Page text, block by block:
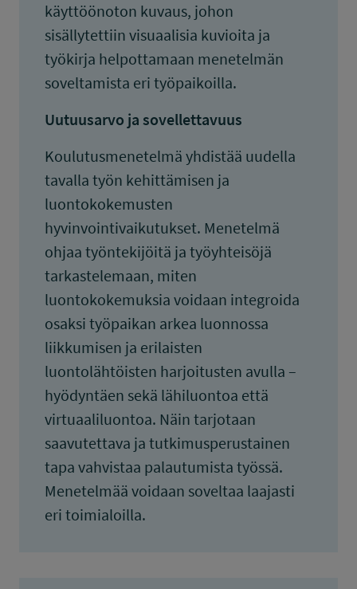
käyttöönoton kuvaus, johon
sisällytettiin visuaalisia kuvioita ja
työkirja helpottamaan menetelmän
soveltamista eri työpaikoilla.
Uutuusarvo ja sovellettavuus
Koulutusmenetelmä yhdistää uudella
tavalla työn kehittämisen ja
luontokokemusten
hyvinvointivaikutukset. Menetelmä
ohjaa työntekijöitä ja työyhteisöjä
tarkastelemaan, miten
luontokokemuksia voidaan integroida
osaksi työpaikan arkea luonnossa
liikkumisen ja erilaisten
luontolähtöisten harjoitusten avulla –
hyödyntäen sekä lähiluontoa että
virtuaaliluontoa. Näin tarjotaan
saavutettava ja tutkimusperustainen
tapa vahvistaa palautumista työssä.
Menetelmää voidaan soveltaa laajasti
eri toimialoilla.